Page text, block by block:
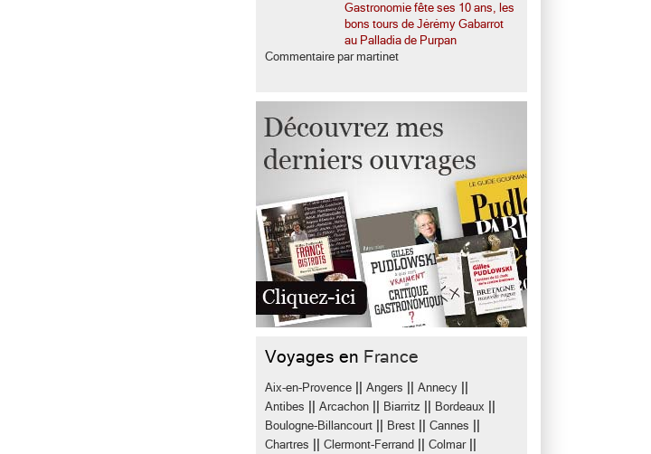
Gastronomie fête ses 10 ans, les
bons tours de Jérémy Gabarrot
au Palladia de Purpan
Commentaire par martinet
Voyages en France
Aix-en-Provence Angers Annecy
Antibes Arcachon Biarritz Bordeaux
Boulogne-Billancourt Brest Cannes
Chartres Clermont-Ferrand Colmar||